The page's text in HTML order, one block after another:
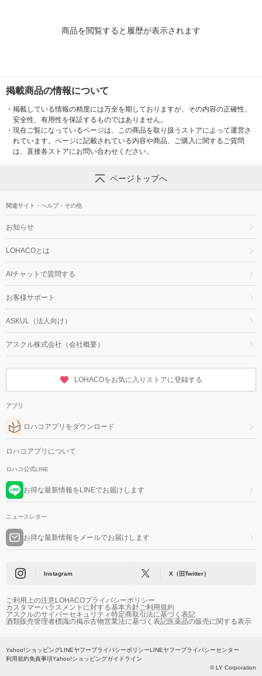
商品を閲覧すると履歴が表示されます
掲載商品の情報について
・ 掲載している情報の精度には万全を期しておりますが、その内容の正確性、
安全性、有用性を保証するものではありません。
・ 現在ご覧になっているページは、この商品を取り扱うストアによって運営さ
れています。ページに記載されている内容や商品、ご購入に関するご質問
は、直接各ストアにお問い合わせください。
ページトップへ
関連サイト・ヘルプ・その他
お知らせ
LOHACOとは
AIチャットで質問する
お客様サポート
ASKUL（法人向け）
アスクル株式会社（会社概要）
LOHACOをお気に入りストアに登録する
アプリ
ロハコアプリをダウンロード
ロハコアプリについて
ロハコ公式LINE
お得な最新情報をLINEでお届けします
ニュースレター
お得な最新情報をメールでお届けします
Instagram X（旧Twitter）
ご利用上の注意LOHACOプライバシーポリシー
カスタマーハラスメントに対する基本方針ご利用規約
アスクルのサイバーセキュリティ特定商取引法に基づく表記
酒類販売管理者標識の掲示古物営業法に基づく表記医薬品の販売に関する表示
Yahoo!ショッピングLINEヤフープライバシーポリシーLINEヤフープライバシーセンター
利用規約免責事項Yahoo!ショッピングガイドライン
© LY Corporation